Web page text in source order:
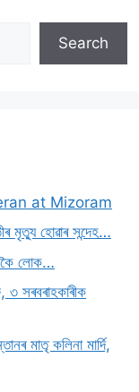
Search
at Mizoram
মৃত্যু হোৱাৰ সন্দেহ…
লোক…
৩ সৰবৰাহকাৰীক
মাতৃ কলিনা মাৰ্দি,